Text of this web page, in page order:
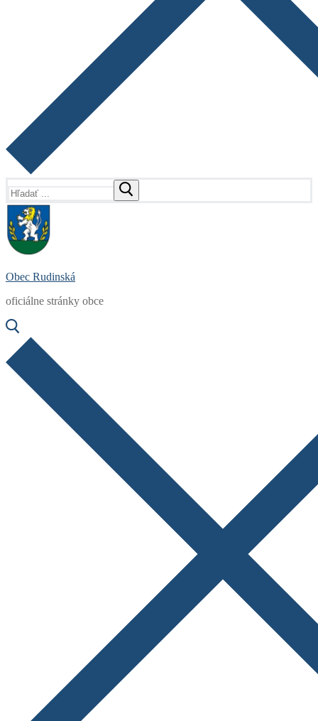
Obec Rudinská
oficiálne stránky obce